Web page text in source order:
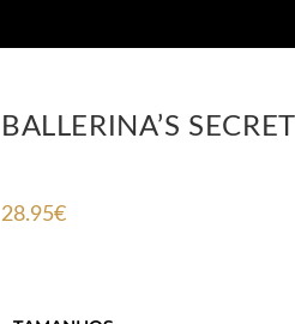
BALLERINA’S
28.95€